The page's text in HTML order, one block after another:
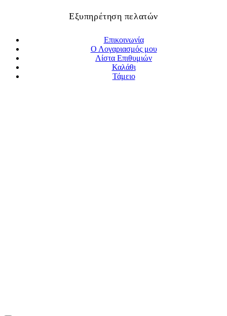
Εξυπηρέτηση πελατών
Επικοινωνία
Ο Λογαριασμός μου
Λίστα Επιθυμιών
Καλάθι
Τάμειο